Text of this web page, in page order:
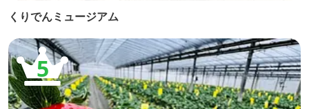
くりでんミュージアム
5